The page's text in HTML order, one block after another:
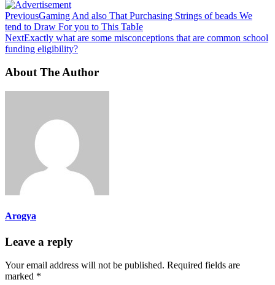
PreviousGaming And also That Purchasing Strings of beads We
tend to Draw For you to This TabIe
NextExactly what are some misconceptions that are common school
funding eligibility?
About The Author
Arogya
Leave a reply
Your email address will not be published. Required fields are
marked *